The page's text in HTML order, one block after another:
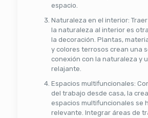
espacio.
Naturaleza en el interior:
la naturaleza al interior es
la decoración. Plantas,
y colores terrosos crean una
conexión con la naturaleza y
relajante.
Espacios multifuncionales:
del trabajo desde casa, la
espacios multifuncionales se
relevante. Integrar áreas de